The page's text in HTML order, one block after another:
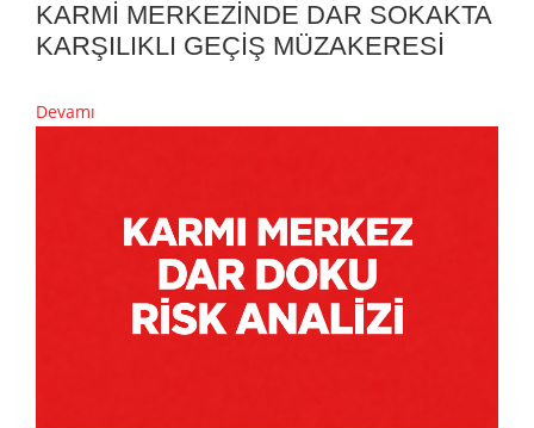
KARMİ MERKEZİNDE DAR SOKAKTA
KARŞILIKLI GEÇİŞ MÜZAKERESİ
Devamı